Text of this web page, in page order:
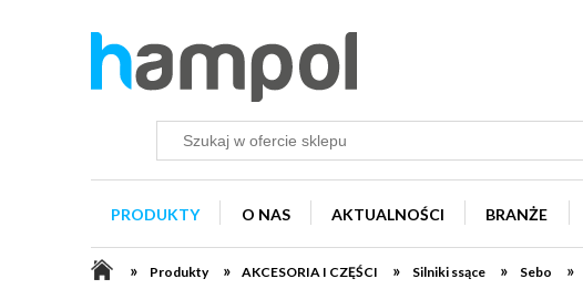
PRODUKTY O NAS AKTUALNOŚCI BRANŻE
» Produkty » AKCESORIA I CZĘŚCI » Silniki ssące » Sebo »